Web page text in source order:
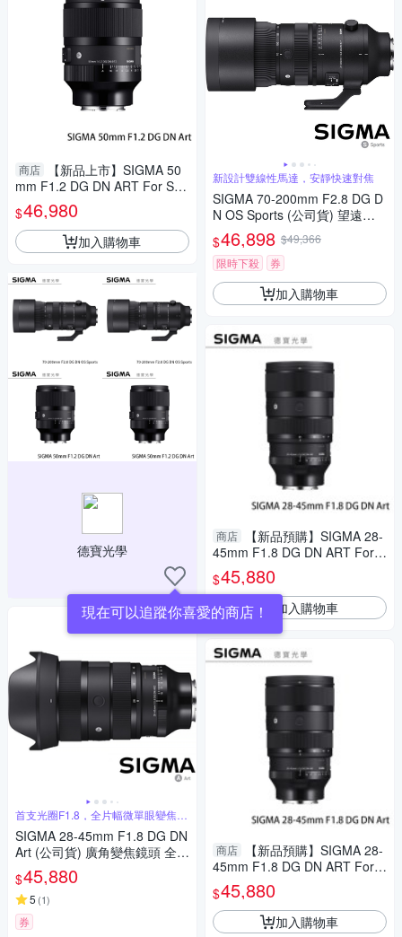
商店
【新品上市】SIGMA 50
mm F1.2 DG DN ART For Son
y E mount 恆伸公司貨 德寶光
學 定焦 大光圈 人像
$46,980
加入購物車
德寶光學
現在可以追蹤你喜愛的商店！
首支光圈F1.8，全片幅微單眼變焦鏡
頭
SIGMA 28-45mm F1.8 DG DN
Art (公司貨) 廣角變焦鏡頭 全片
幅無反微單眼鏡頭 旅遊鏡
$45,880
5 (1)
券
新設計雙線性馬達，安靜快速對焦
SIGMA 70-200mm F2.8 DG D
N OS Sports (公司貨) 望遠變
焦鏡頭 大三元 全片幅無反微單
眼鏡頭
$46,898 $49,366
限時下殺
券
加入購物車
商店
【新品預購】SIGMA 28-
45mm F1.8 DG DN ART For S
ONY E接環 恆伸公司貨 無反專
用 德寶光學
$45,880
加入購物車
商店
【新品預購】SIGMA 28-
45mm F1.8 DG DN ART For S
ONY E接環 恆伸公司貨 無反專
用 德寶光學
$45,880
加入購物車